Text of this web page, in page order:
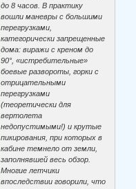
до 8 часов. В практику
вошли маневры с большими
перегрузками,
категорически запрещенные
дома: виражи с креном до
90°, «истребительные»
боевые развороты, горки с
отрицательными
перегрузками
(теоретически для
вертолета
недопустимыми!) и крутые
пикирования, при которых в
кабине темнело от земли,
заполнявшей весь обзор.
Многие летчики
впоследствии говорили, что